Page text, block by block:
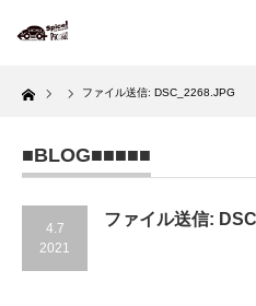
Home ファイル送信: DSC_2268.JPG
■BLOG■■■■■
4.7
2021
ファイル送信: